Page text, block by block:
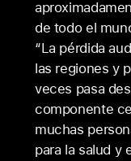
de todo el
“La pérdida
las regiones y
veces pasa
componente
muchas
para la salud y